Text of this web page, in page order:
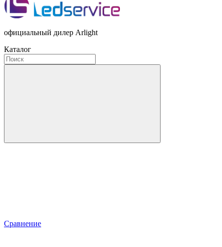
официальный дилер Arlight
Каталог
Сравнение